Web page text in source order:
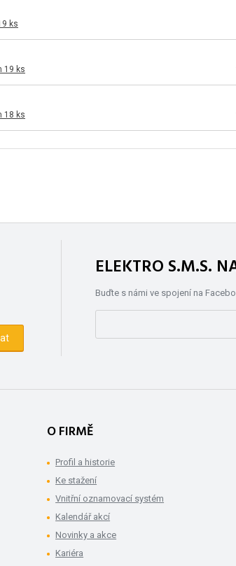
ks
19 ks
18 ks
ELEKTRO S.M.S.
Buďte s námi ve spojení na
O FIRMĚ
Profil a historie
Ke stažení
Vnitřní oznamovací systém
Kalendář akcí
Novinky a akce
Kariéra